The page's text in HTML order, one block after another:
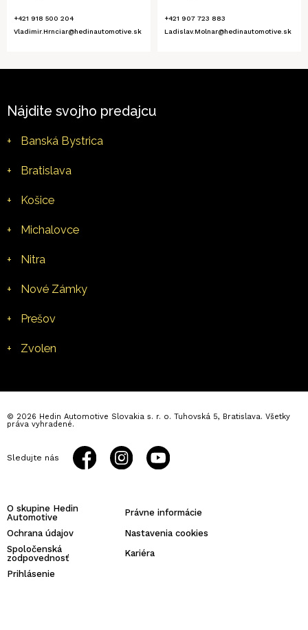
+421 918 500 204
Vladimir.Hrnciar@hedinautomotive.sk
+421 907 723 883
Ladislav.Molnar@hedinautomotive.sk
Nájdite svojho predajcu
+ Banská Bystrica
+ Bratislava
+ Košice
+ Michalovce
+ Nitra
+ Nové Zámky
+ Prešov
+ Zvolen
© 2026 Hedin Automotive Slovakia s. r. o. Tuhovská 5, Bratislava. Všetky
práva vyhradené.
Sledujte nás
O skupine Hedin
Automotive
Právne informácie
Ochrana údajov
Nastavenia cookies
Spoločenská
zodpovednosť
Kariéra
Prihlásenie